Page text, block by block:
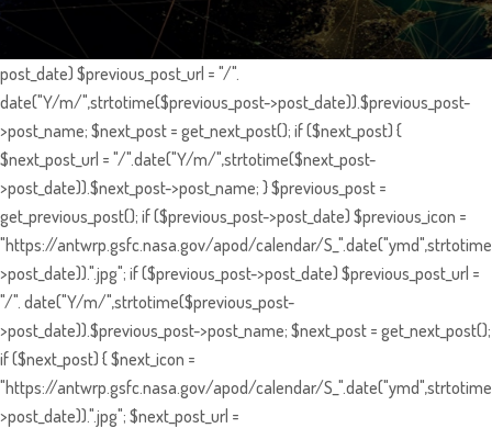
post_date) $previous_post_url = "/".
date("Y/m/",strtotime($previous_post->post_date)).$previous_post-
>post_name; $next_post = get_next_post(); if ($next_post) {
$next_post_url = "/".date("Y/m/",strtotime($next_post-
>post_date)).$next_post->post_name; } $previous_post =
get_previous_post(); if ($previous_post->post_date) $previous_icon =
"https://antwrp.gsfc.nasa.gov/apod/calendar/
>post_date)).".jpg"; if ($previous_post->post_date) $previous_post_url =
"/". date("Y/m/",strtotime($previous_post-
>post_date)).$previous_post->post_name; $next_post = get_next_post();
if ($next_post) { $next_icon =
"https://antwrp.gsfc.nasa.gov/apod/calendar/
>post_date)).".jpg"; $next_post_url =